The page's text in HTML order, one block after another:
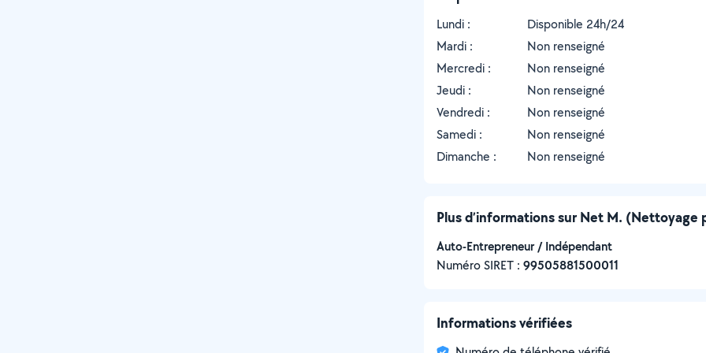
Lundi :
Disponible 24h/24
Mardi :
Non renseigné
Mercredi :
Non renseigné
Jeudi :
Non renseigné
Vendredi :
Non renseigné
Samedi :
Non renseigné
Dimanche :
Non renseigné
Plus d’informations sur Net M. (Nettoyage
Auto-Entrepreneur / Indépendant
Numéro SIRET : ‍99505881500011
Informations vérifiées